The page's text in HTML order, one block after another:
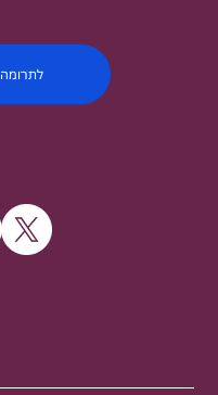
לתרומה